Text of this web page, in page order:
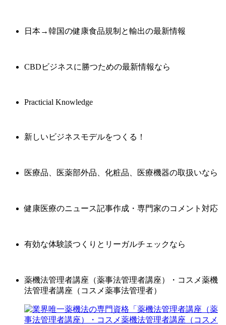
日本→韓国の健康食品規制と輸出の最新情報
CBDビジネスに勝つための最新情報なら
Practicial Knowledge
新しいビジネスモデルをつくる！
医療品、医薬部外品、化粧品、医療機器の取扱いなら
健康医療のニュース記事作成・専門家のコメント対応
有効な体験談つくりとリーガルチェックなら
薬機法管理者講座（薬事法管理者講座）・コスメ薬機
法管理者講座（コスメ薬事法管理者）